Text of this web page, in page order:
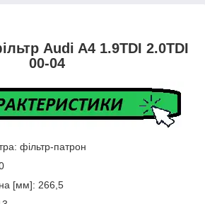
Audi A4 1.9TDI 2.0TDI
00-04
фільтр-патрон
[мм]: 266,5